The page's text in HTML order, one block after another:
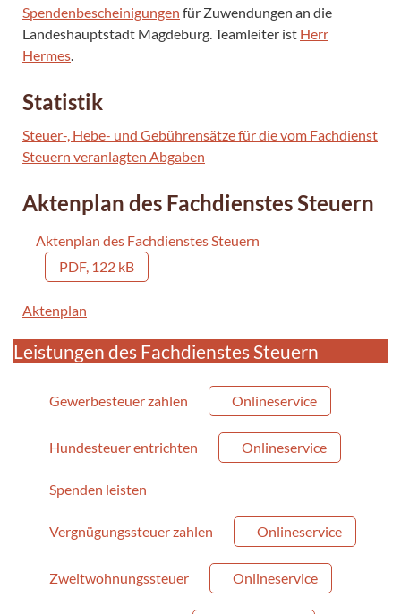
Spendenbescheinigungen für Zuwendungen an die
Landeshauptstadt Magdeburg. Teamleiter ist Herr
Hermes
Statistik
Steuer-, Hebe- und Gebührensätze für die vom Fachdienst
Steuern veranlagten Abgaben
Aktenplan des Fachdienstes Steuern
Aktenplan des Fachdienstes Steuern
PDF, 122 kB
Aktenplan
Leistungen des Fachdienstes Steuern
Gewerbesteuer zahlen Onlineservice
Hundesteuer entrichten Onlineservice
Spenden leisten
Vergnügungssteuer zahlen Onlineservice
Zweitwohnungssteuer Onlineservice